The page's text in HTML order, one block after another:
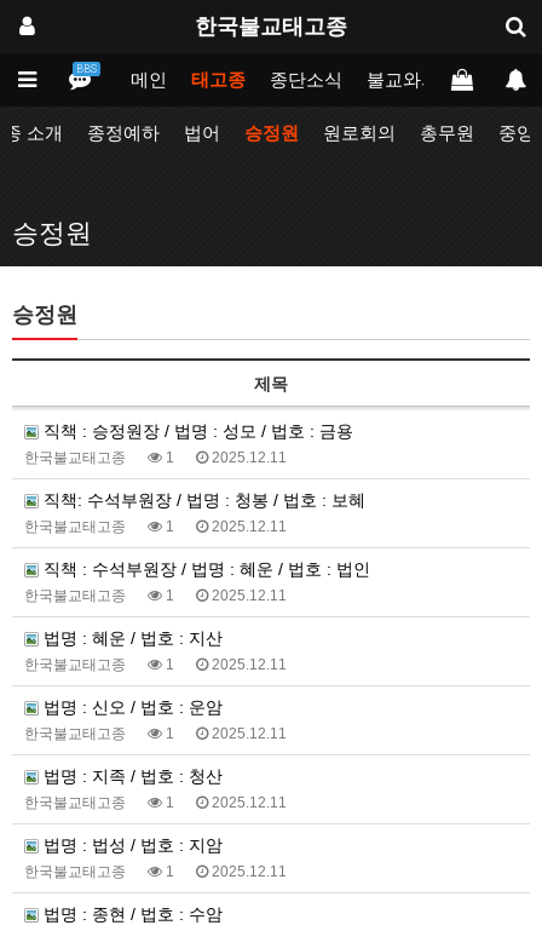
한국불교태고종
BBS
메인 태고종 종단소식 불교와의만남 업
소개 종정예하 법어 승정원 원로회의 총무원 중앙
승정원
승정원
제목
직책 : 승정원장 / 법명 : 성모 / 법호 : 금용
한국불교태고종 1 2025.12.11
직책: 수석부원장 / 법명 : 청봉 / 법호 : 보혜
한국불교태고종 1 2025.12.11
직책 : 수석부원장 / 법명 : 혜운 / 법호 : 법인
한국불교태고종 1 2025.12.11
법명 : 혜운 / 법호 : 지산
한국불교태고종 1 2025.12.11
법명 : 신오 / 법호 : 운암
한국불교태고종 1 2025.12.11
법명 : 지족 / 법호 : 청산
한국불교태고종 1 2025.12.11
법명 : 법성 / 법호 : 지암
한국불교태고종 1 2025.12.11
법명 : 종현 / 법호 : 수암